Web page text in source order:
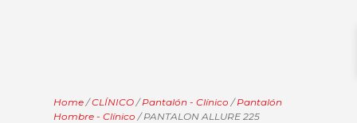
Home /CLÍNICO /Pantalón - Clínico /Pantalón
Hombre - Clínico / PANTALON ALLURE 225